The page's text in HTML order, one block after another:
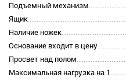
Подъемный механизм
Ящик
Наличие ножек
Основание входит в цену
Просвет над полом
Максимальная нагрузка на 1